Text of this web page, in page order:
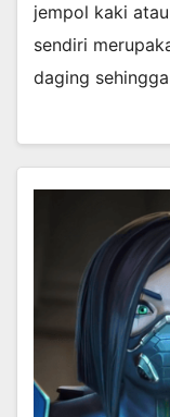
jempol kaki
sendiri
daging